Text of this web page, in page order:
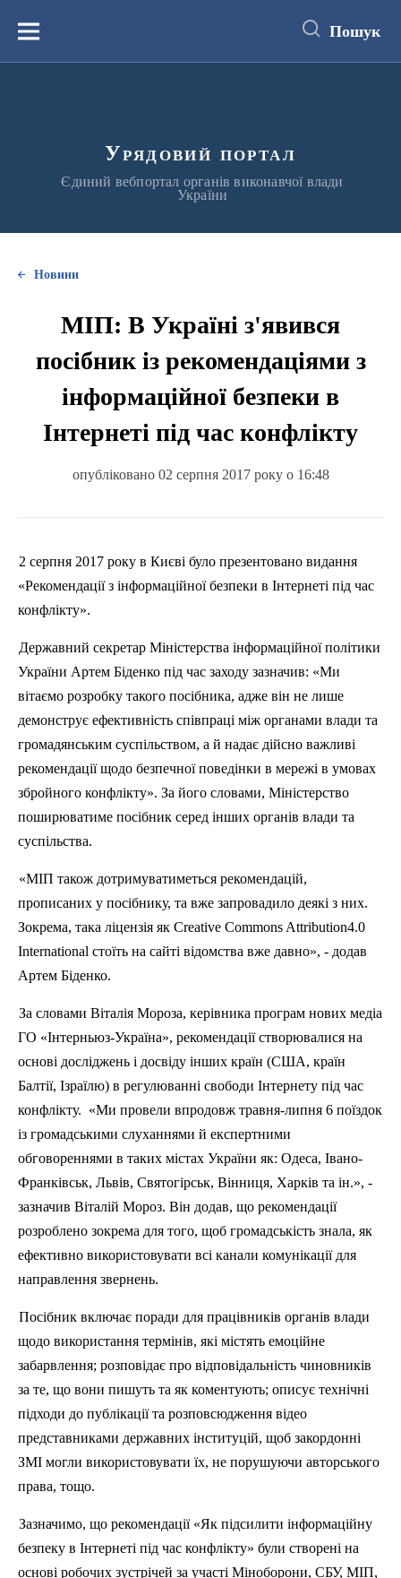
вмістуМеню Пошук
Урядовий портал
Єдиний вебпортал органів виконавчої влади
України
Новини
МІП: В Україні з'явився
посібник із рекомендаціями з
інформаційної безпеки в
Інтернеті під час конфлікту
опубліковано 02 серпня 2017 року о 16:48
2 серпня 2017 року в Києві було презентовано видання
«Рекомендації з інформаційної безпеки в Інтернеті під час
конфлікту».
Державний секретар Міністерства інформаційної політики
України Артем Біденко під час заходу зазначив: «Ми
вітаємо розробку такого посібника, адже він не лише
демонструє ефективність співпраці між органами влади та
громадянським суспільством, а й надає дійсно важливі
рекомендації щодо безпечної поведінки в мережі в умовах
збройного конфлікту». За його словами, Міністерство
поширюватиме посібник серед інших органів влади та
суспільства.
«МІП також дотримуватиметься рекомендацій,
прописаних у посібнику, та вже запровадило деякі з них.
Зокрема, така ліцензія як Creative Commons Attribution4.0
International стоїть на сайті відомства вже давно», - додав
Артем Біденко.
За словами Віталія Мороза, керівника програм нових медіа
ГО «Інтерньюз-Україна», рекомендації створювалися на
основі досліджень і досвіду інших країн (США, країн
Балтії, Ізраїлю) в регулюванні свободи Інтернету під час
конфлікту. «Ми провели впродовж травня-липня 6 поїздок
із громадськими слуханнями й експертними
обговореннями в таких містах України як: Одеса, Івано-
Франківськ, Львів, Святогірськ, Вінниця, Харків та ін.», -
зазначив Віталій Мороз. Він додав, що рекомендації
розроблено зокрема для того, щоб громадськість знала, як
ефективно використовувати всі канали комунікації для
направлення звернень.
Посібник включає поради для працівників органів влади
щодо використання термінів, які містять емоційне
забарвлення; розповідає про відповідальність чиновників
за те, що вони пишуть та як коментують; описує технічні
підходи до публікації та розповсюдження відео
представниками державних інституцій, щоб закордонні
ЗМІ могли використовувати їх, не порушуючи авторського
права, тощо.
Зазначимо, що рекомендації «Як підсилити інформаційну
безпеку в Інтернеті під час конфлікту» були створені на
основі робочих зустрічей за участі Міноборони, СБУ, МІП,